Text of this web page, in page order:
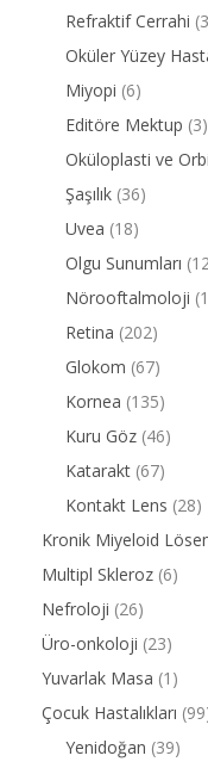
Refraktif Cerrahi
Oküler Yüzey
Miyopi (6)
Editöre Mektup (3)
Oküloplasti ve
Şaşılık (36)
Uvea (18)
Olgu Sunumları
Nörooftalmoloji
Retina (202)
Glokom (67)
Kornea (135)
Kuru Göz (46)
Katarakt (67)
Kontakt Lens (28)
Kronik Miyeloid
Multipl Skleroz (6)
Nefroloji (26)
Üro-onkoloji (23)
Yuvarlak Masa (1)
Çocuk Hastalıkları
Yenidoğan (39)